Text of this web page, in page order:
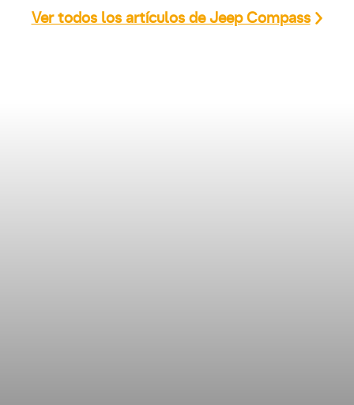
Ver todos los artículos de Jeep Compass